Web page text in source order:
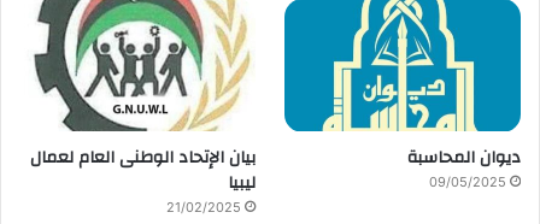
ديوان المحاسبة
09/05/2025
بيان الإتحاد الوطنى العام لعمال
ليبيا
21/02/2025